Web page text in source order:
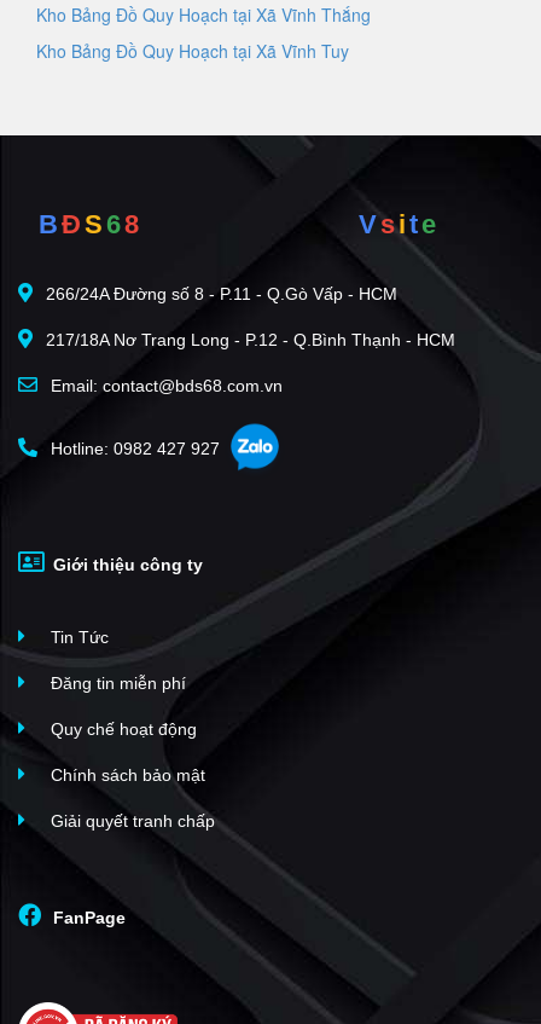
Kho Bảng Đồ Quy Hoạch tại Xã Vĩnh Thắng
Kho Bảng Đồ Quy Hoạch tại Xã Vĩnh Tuy
BĐS68 Vsite
266/24A Đường số 8 - P.11 - Q.Gò Vấp - HCM
217/18A Nơ Trang Long - P.12 - Q.Bình Thạnh - HCM
Email: contact@bds68.com.vn
Hotline: 0982 427 927
Giới thiệu công ty
Tin Tức
Đăng tin miễn phí
Quy chế hoạt động
Chính sách bảo mật
Giải quyết tranh chấp
FanPage